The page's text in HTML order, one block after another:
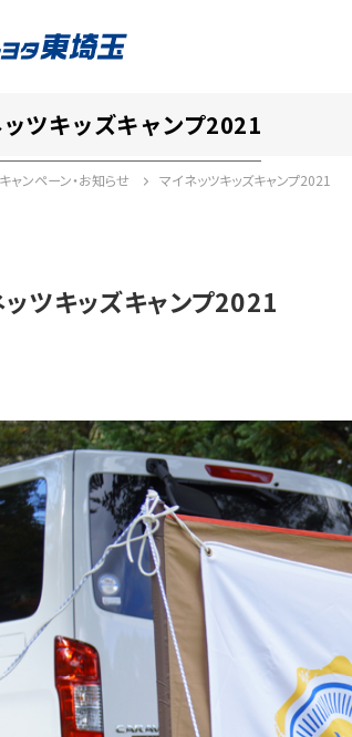
ツキッズキャンプ2021
キャンペーン・お知らせ マイネッツキッズキャンプ2021
ツキッズキャンプ2021